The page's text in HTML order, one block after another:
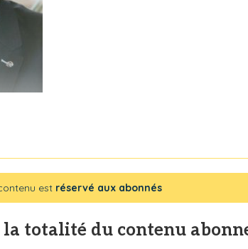
est réservé aux abonnés
la totalité du contenu